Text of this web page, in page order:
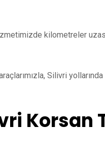
kilometreler
Silivri
Korsan